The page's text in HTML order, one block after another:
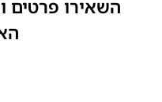
השאירו פרטים